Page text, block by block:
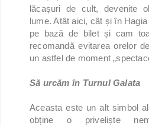
lăcașuri de cult, devenite
lume. Atât aici, cât și în
pe bază de bilet și cam
recomandă evitarea orelor
un astfel de moment
Să urcăm în Turnul Galata
Aceasta este un alt simbol
obține o priveliște